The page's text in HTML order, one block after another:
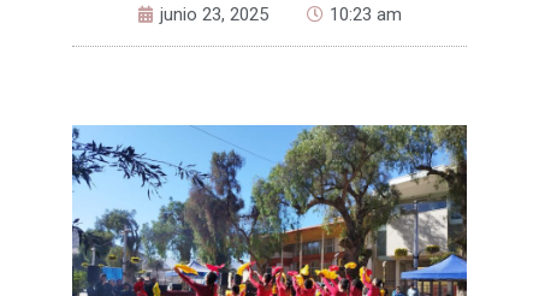
junio 23, 2025 10:23 am